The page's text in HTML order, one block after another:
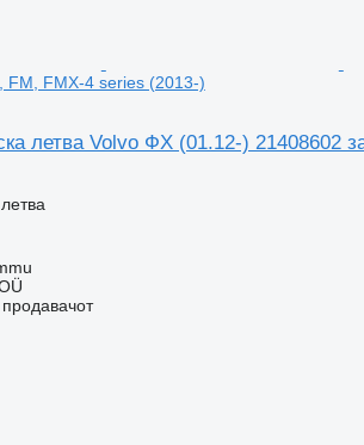
FM, FMX-4 series (2013-)
летва Volvo ФХ (01.12-) 21408602
продавачот